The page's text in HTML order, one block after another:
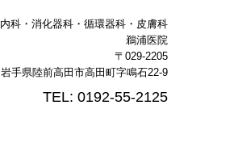
内科・消化器科・循環器科・皮膚科
鵜浦医院
〒029-2205
岩手県陸前高田市高田町字鳴石22-9
TEL: 0192-55-2125